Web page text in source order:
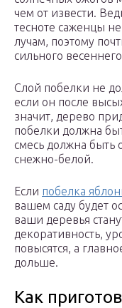
чем от извести.
тесноте саженцы
лучам, поэтому
сильного
Слой побелки не
если он после
значит, дерево
побелки должна
смесь должна быть
снежно-белой.
Если побелка
вашем саду будет
ваши деревья
декоративность,
повысятся, а
дольше.
Как